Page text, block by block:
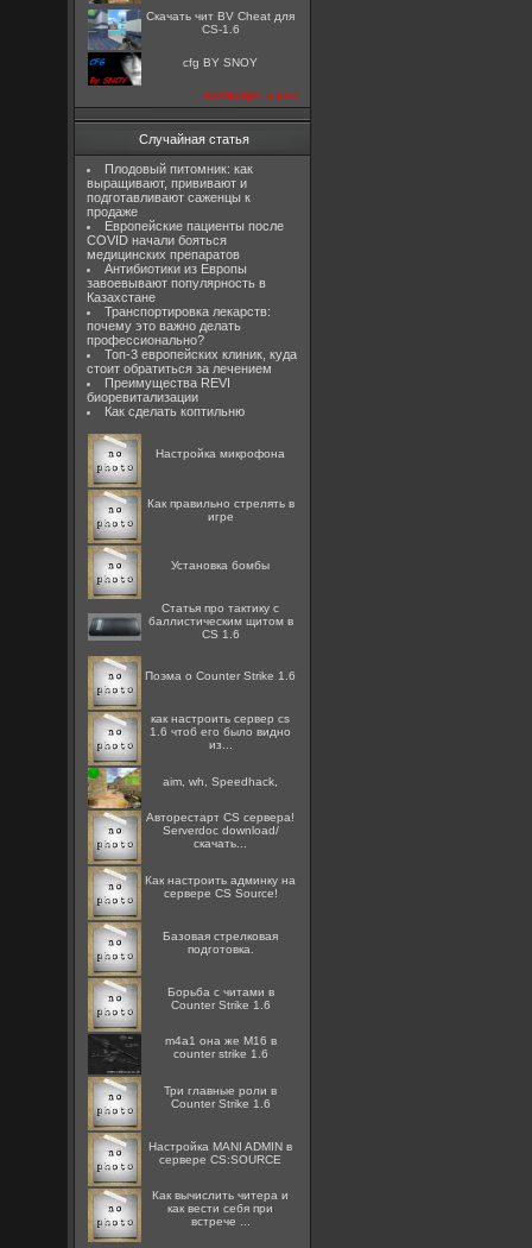
Скачать чит BV Cheat для
CS-1.6
cfg BY SNOY
посмотреть все
Случайная статья
Плодовый питомник: как
выращивают, прививают и
подготавливают саженцы к
продаже
Европейские пациенты после
COVID начали бояться
медицинских препаратов
Антибиотики из Европы
завоевывают популярность в
Казахстане
Транспортировка лекарств:
почему это важно делать
профессионально?
Топ-3 европейских клиник, куда
стоит обратиться за лечением
Преимущества REVI
биоревитализации
Как сделать коптильню
Настройка микрофона
Как правильно стрелять в
игре
Установка бомбы
Статья про тактику с
баллистическим щитом в
CS 1.6
Поэма о Counter Strike 1.6
как настроить сервер cs
1.6 чтоб его было видно
из...
aim, wh, Speedhack,
Авторестарт CS сервера!
Serverdoc download/
скачать...
Как настроить админку на
сервере CS Source!
Базовая стрелковая
подготовка.
Борьба с читами в
Counter Strike 1.6
m4a1 она же M16 в
counter strike 1.6
Три главные роли в
Counter Strike 1.6
Настройка MANI ADMIN в
сервере CS:SOURCE
Как вычислить читера и
как вести себя при
встрече ...